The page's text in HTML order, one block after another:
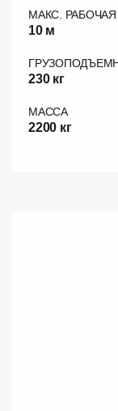
МАКС.
10 м
230 кг
МАССА
2200 кг